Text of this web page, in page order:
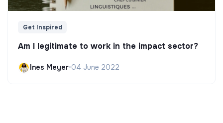
Get Inspired
Am I legitimate to work in the impact sector?
Ines Meyer•04 June 2022